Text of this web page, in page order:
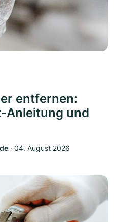
entfernen:
und
‧ 04. August 2026